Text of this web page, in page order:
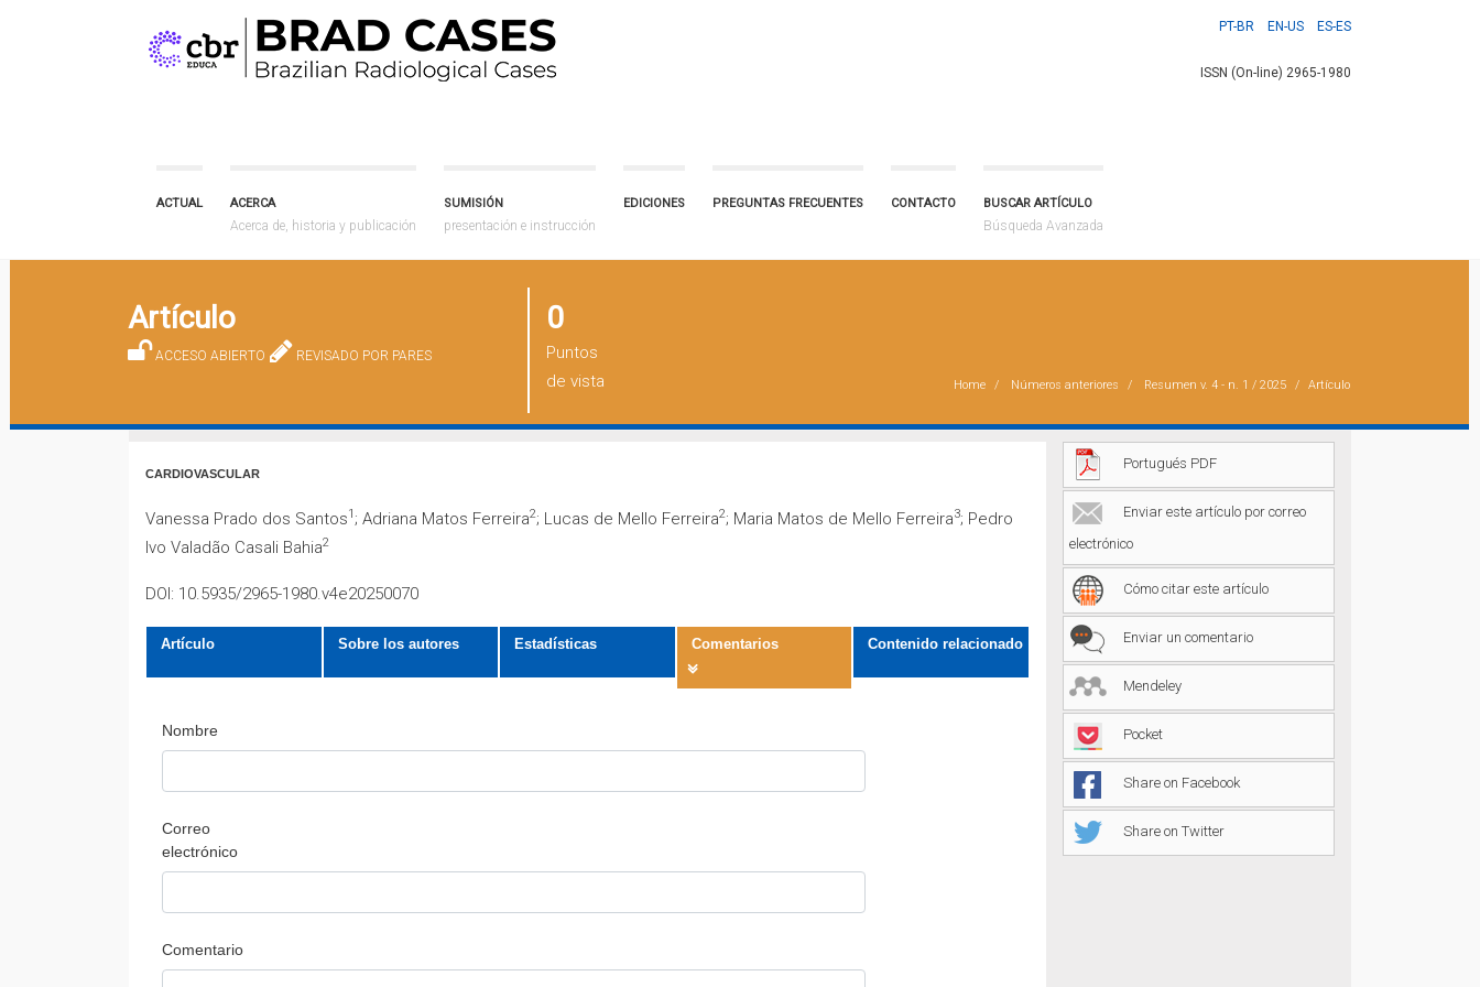
PT-BR EN-US ES-ES
ISSN (On-line) 2965-1980
ACTUAL ACERCA
Acerca de, historia y publicación
SUMISIÓN
presentación e instrucción
EDICIONES PREGUNTAS FRECUENTES CONTACTO BUSCAR ARTÍCULO
Búsqueda Avanzada
Artículo
ACCESO ABIERTO REVISADO POR PARES
0
Puntos
de vista
Home Números anteriores Resumenv. 4 - n. 1 / 2025 Artículo
CARDIOVASCULAR
Vanessa Prado dos Santos1 ; Adriana Matos Ferreira2; Lucas de Mello Ferreira2; Maria Matos de Mello Ferreira3; Pedro
Ivo Valadão Casali Bahia2
DOI: 10.5935/2965-1980.v4e20250070
Artículo Sobre los autores Estadísticas Comentarios Contenido relacionado
Nombre
Correo
electrónico
Comentario
Portugués PDF
Enviar este artículo por correo
electrónico
Cómo citar este artículo
Enviar un comentario
Mendeley
Pocket
Share on Facebook
Share on Twitter